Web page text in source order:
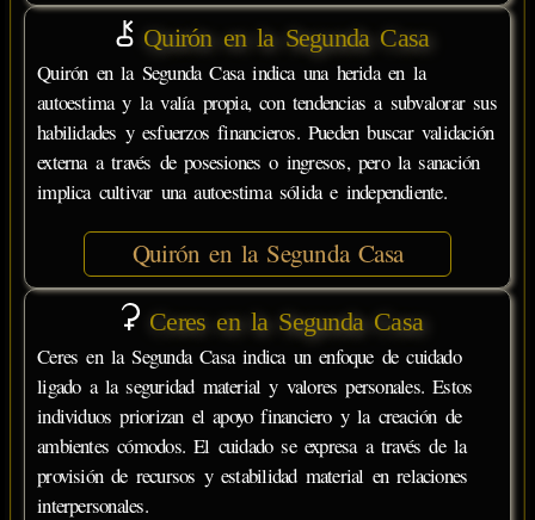
Quirón en la Segunda Casa
Quirón en la Segunda Casa indica una herida en la
autoestima y la valía propia, con tendencias a subvalorar sus
habilidades y esfuerzos financieros. Pueden buscar validación
externa a través de posesiones o ingresos, pero la sanación
implica cultivar una autoestima sólida e independiente.
Quirón en la Segunda Casa
Ceres en la Segunda Casa
Ceres en la Segunda Casa indica un enfoque de cuidado
ligado a la seguridad material y valores personales. Estos
individuos priorizan el apoyo financiero y la creación de
ambientes cómodos. El cuidado se expresa a través de la
provisión de recursos y estabilidad material en relaciones
interpersonales.